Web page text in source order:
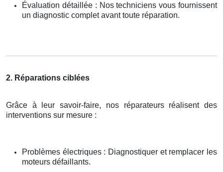
Évaluation détaillée : Nos techniciens vous fournissent
un diagnostic complet avant toute réparation.
2. Réparations ciblées
Grâce à leur savoir-faire, nos réparateurs réalisent des
interventions sur mesure :
Problèmes électriques : Diagnostiquer et remplacer les
moteurs défaillants.